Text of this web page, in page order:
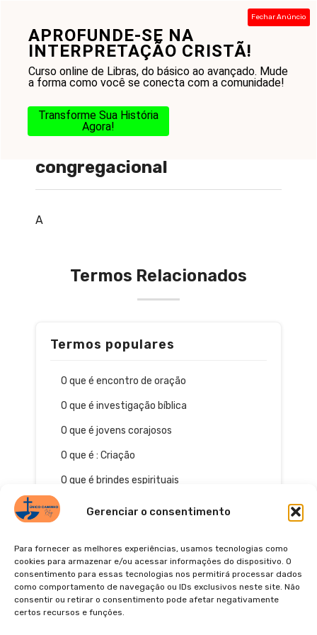
Gerenciar o consentimento
Para fornecer as melhores experiências, usamos tecnologias como
cookies para armazenar e/ou acessar informações do dispositivo. O
consentimento para essas tecnologias nos permitirá processar dados
como comportamento de navegação ou IDs exclusivos neste site. Não
consentir ou retirar o consentimento pode afetar negativamente
certos recursos e funções.
APROFUNDE-SE NA
INTERPRETAÇÃO CRISTÃ!
Curso online de Libras, do básico ao avançado. Mude
a forma como você se conecta com a comunidade!
Transforme Sua História
Agora!
Fechar Anúncio
conteúdo
congregacional
A
Termos Relacionados
Termos populares
O que é encontro de oração
O que é investigação bíblica
O que é jovens corajosos
O que é : Criação
O que é brindes espirituais